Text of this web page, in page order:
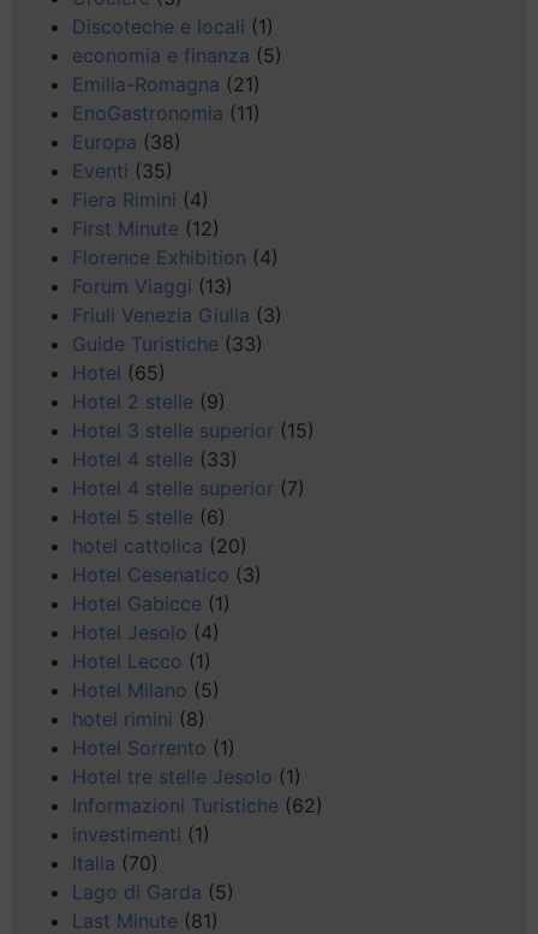
Discoteche e locali (1)
economia e finanza (5)
Emilia-Romagna (21)
EnoGastronomia (11)
Europa (38)
Eventi (35)
Fiera Rimini (4)
First Minute (12)
Florence Exhibition (4)
Forum Viaggi (13)
Friuli Venezia Giulia (3)
Guide Turistiche (33)
Hotel (65)
Hotel 2 stelle (9)
Hotel 3 stelle superior (15)
Hotel 4 stelle (33)
Hotel 4 stelle superior (7)
Hotel 5 stelle (6)
hotel cattolica (20)
Hotel Cesenatico (3)
Hotel Gabicce (1)
Hotel Jesolo (4)
Hotel Lecco (1)
Hotel Milano (5)
hotel rimini (8)
Hotel Sorrento (1)
Hotel tre stelle Jesolo (1)
Informazioni Turistiche (62)
investimenti (1)
Italia (70)
Lago di Garda (5)
Last Minute (81)